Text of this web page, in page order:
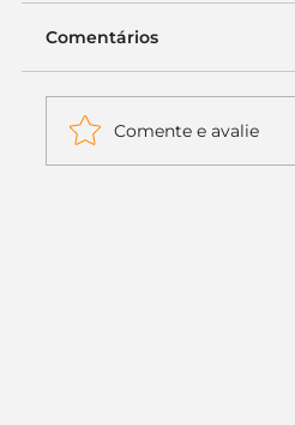
Comentários
Comente e avalie